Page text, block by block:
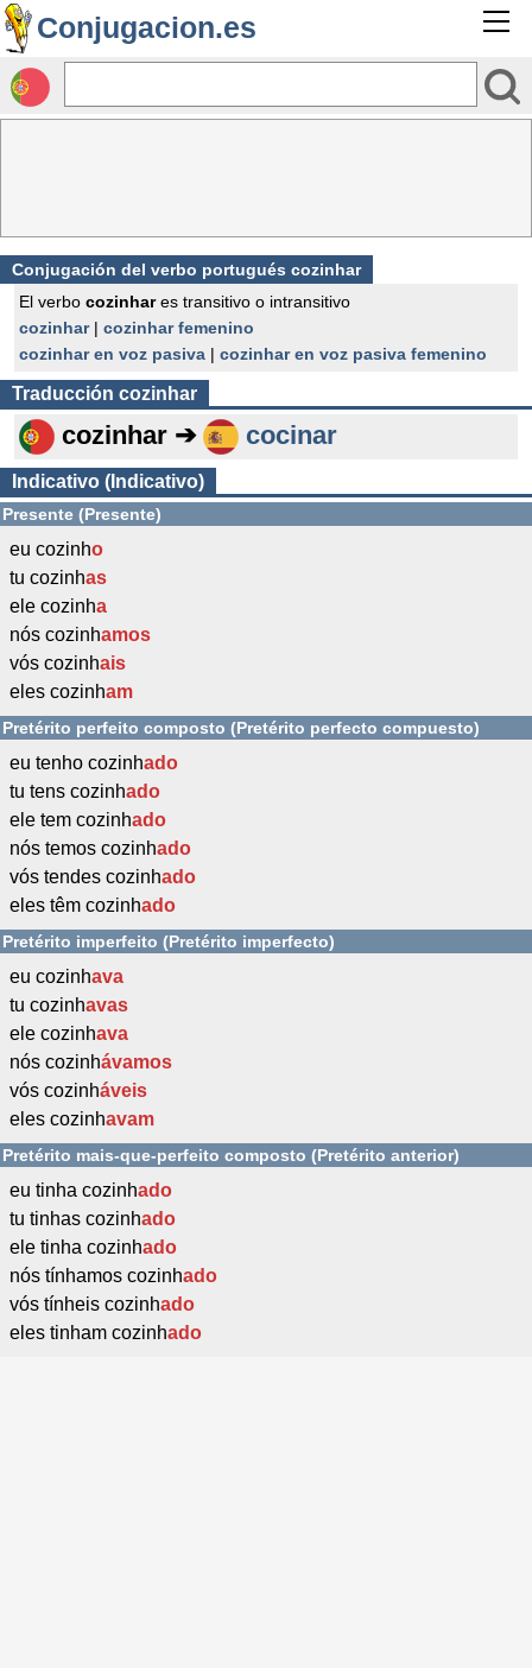
Conjugacion.es
Conjugación del verbo portugués cozinhar
El verbo cozinhares transitivo o intransitivo
cozinhar| cozinhar femenino
cozinhar en voz pasiva | cozinhar en voz pasiva femenino
Traducción cozinhar
cozinhar ➔ cocinar
Indicativo (Indicativo)
Presente (Presente)
eu cozinho
tu cozinhas
ele cozinha
nós cozinhamos
vós cozinhais
eles cozinham
Pretérito perfeito composto (Pretérito perfecto compuesto)
eu tenho cozinhado
tu tens cozinhado
ele tem cozinhado
nós temos cozinhado
vós tendes cozinhado
eles têm cozinhado
Pretérito imperfeito (Pretérito imperfecto)
eu cozinhava
tu cozinhavas
ele cozinhava
nós cozinhávamos
vós cozinháveis
eles cozinhavam
Pretérito mais-que-perfeito composto (Pretérito anterior)
eu tinha cozinhado
tu tinhas cozinhado
ele tinha cozinhado
nós tínhamos cozinhado
vós tínheis cozinhado
eles tinham cozinhado